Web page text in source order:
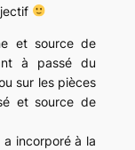
et source de
à passé du
sur les pièces
et source de
a incorporé à la